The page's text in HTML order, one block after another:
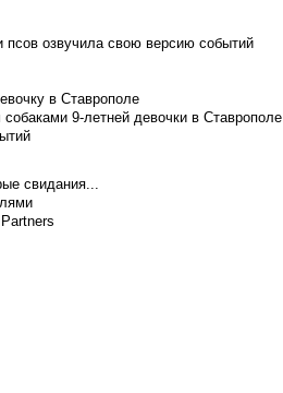
псов озвучила свою версию событий
в Ставрополе
9-летней девочки в Ставрополе
свидания...